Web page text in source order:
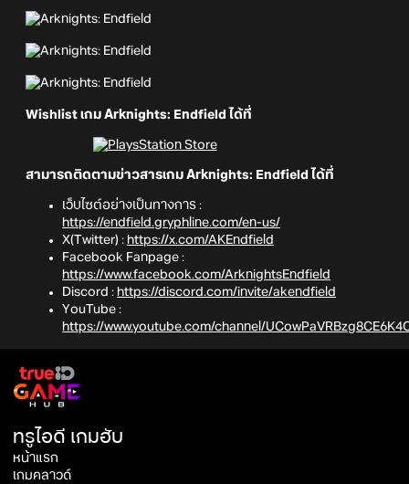
Wishlist เกม Arknights: Endfield ได้ที่
สามารถติดตามข่าวสารเกม Arknights: Endfield ได้ที่
เว็บไซต์อย่างเป็นทางการ :
https://endfield.gryphline.com/en-us/
X(Twitter) : https://x.com/AKEndfield
Facebook Fanpage :
https://www.facebook.com/ArknightsEndfield
Discord : https://discord.com/invite/akendfield
YouTube :
https://www.youtube.com/channel/
ทรูไอดี เกมฮับ
หน้าแรก
เกมคลาวด์